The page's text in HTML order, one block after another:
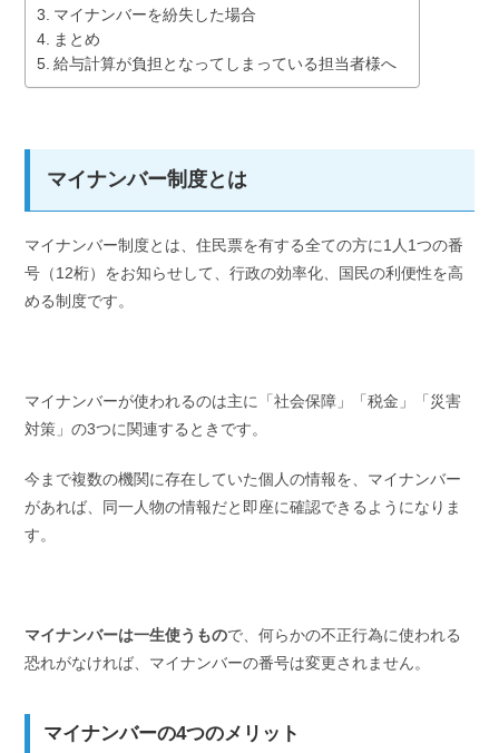
マイナンバーを紛失した場合
まとめ
給与計算が負担となってしまっている担当者様へ
マイナンバー制度とは
マイナンバー制度とは、住民票を有する全ての方に1人1つの番
号（12桁）をお知らせして、行政の効率化、国民の利便性を高
める制度です。
マイナンバーが使われるのは主に「社会保障」「税金」「災害
対策」の3つに関連するときです。
今まで複数の機関に存在していた個人の情報を、マイナンバー
があれば、同一人物の情報だと即座に確認できるようになりま
す。
マイナンバーは一生使うもので、何らかの不正行為に使われる
恐れがなければ、マイナンバーの番号は変更されません。
マイナンバーの4つのメリット